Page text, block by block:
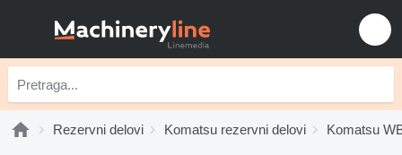
Rezervni delovi Komatsu rezervni delovi Komatsu